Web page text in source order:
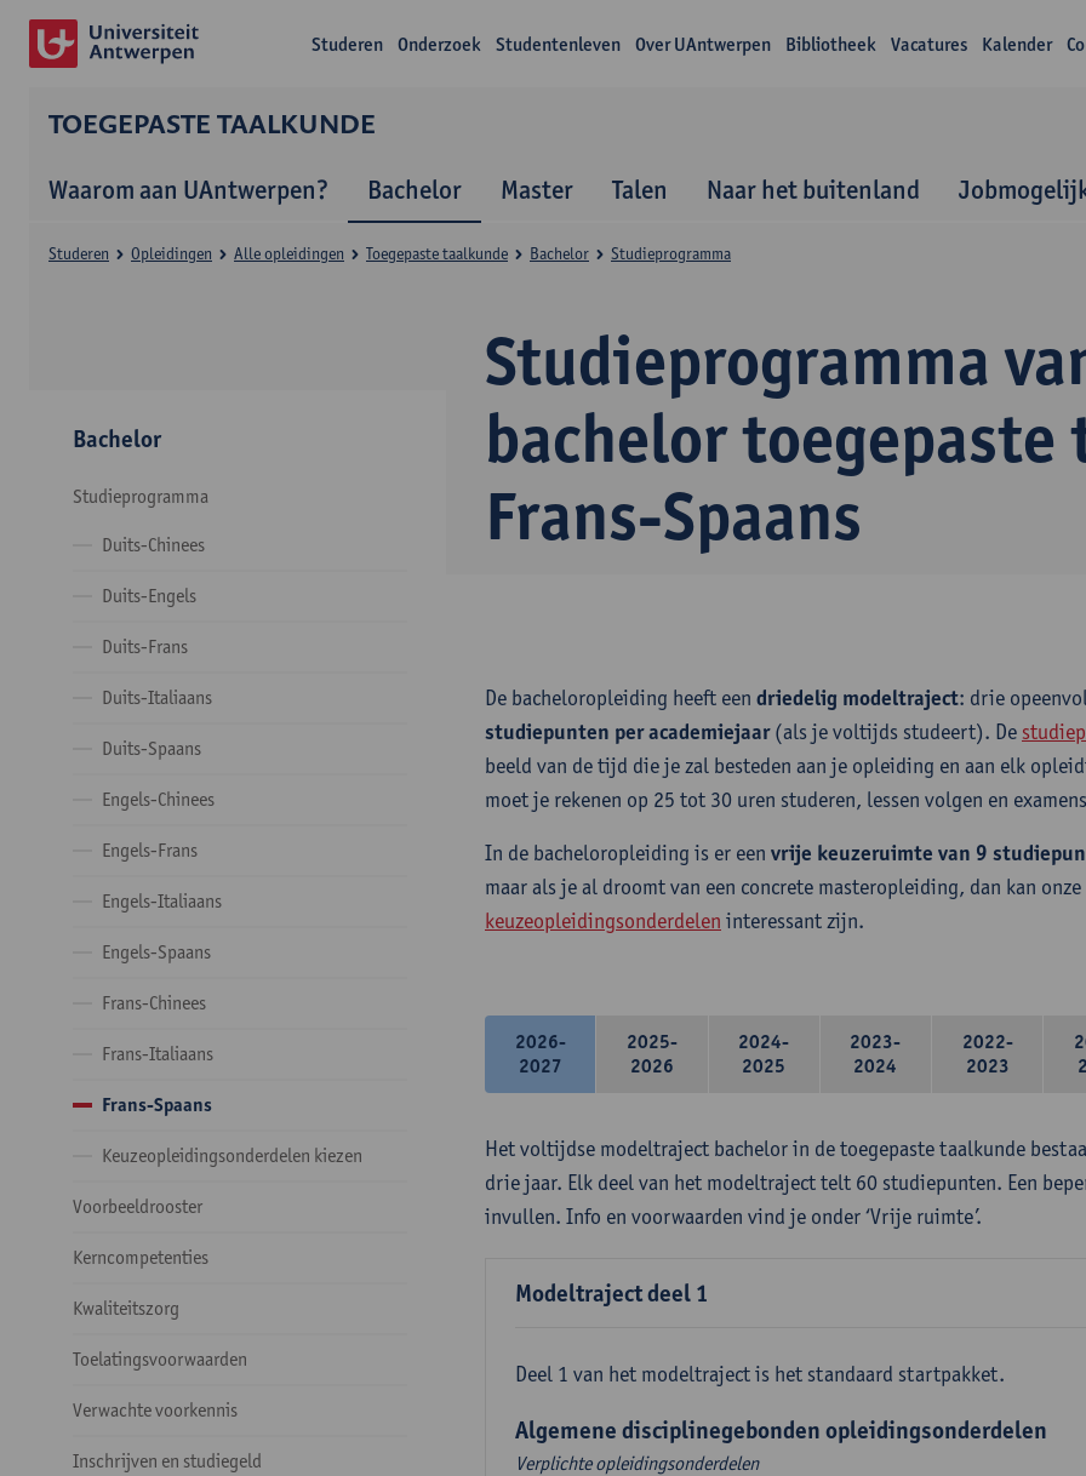
Studeren Onderzoek Studentenleven Over UAntwerpen Bibliotheek Vacatures Kalender
TOEGEPASTE TAALKUNDE
Waarom aan UAntwerpen? Bachelor Master Talen Naar het buitenland
Studieprogramma
bachelor
Frans-Spaans
Studeren Opleidingen Alle opleidingen Toegepaste taalkunde Bachelor Studieprogramma
Bachelor
Studieprogramma
Duits-Chinees
Duits-Engels
Duits-Frans
Duits-Italiaans
Duits-Spaans
Engels-Chinees
Engels-Frans
Engels-Italiaans
Engels-Spaans
Frans-Chinees
Frans-Italiaans
Frans-Spaans
Keuzeopleidingsonderdelen kiezen
Voorbeeldrooster
Kerncompetenties
Kwaliteitszorg
Toelatingsvoorwaarden
Verwachte voorkennis
Inschrijven en studiegeld
De bacheloropleiding heeft een driedelig modeltraject: drie
studiepunten per academiejaar(als je voltijds studeert). De
beeld van de tijd die je zal besteden aan je opleiding en aan elk
moet je rekenen op 25 tot 30 uren studeren, lessen volgen en
In de bacheloropleiding is er een vrije keuzeruimte van 9
maar als je al droomt van een concrete masteropleiding, dan kan onze
keuzeopleidingsonderdelen interessant zijn.
2026-
2027
2025-
2026
2024-
2025
2023-
2024
2022-
2023
Het voltijdse modeltraject bachelor in de toegepaste taalkunde
drie jaar. Elk deel van het modeltraject telt 60 studiepunten. Een
invullen. Info en voorwaarden vind je onder ‘Vrije ruimte’.
Modeltraject deel 1
Deel 1 van het modeltraject is het standaard startpakket.
Algemene disciplinegebonden opleidingsonderdelen
Verplichte opleidingsonderdelen